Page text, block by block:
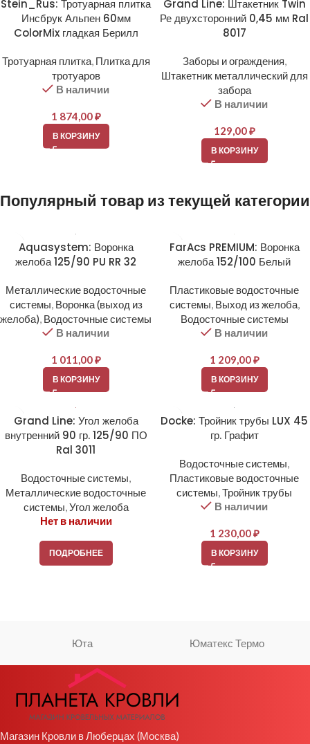
Stein_Rus: Тротуарная плитка
Инсбрук Альпен 60мм
ColorMix гладкая Берилл
Тротуарная плитка, Плитка для
тротуаров
В наличии
1 874,00₽
В КОРЗИНУ
Grand Line: Штакетник Twin
Ре двухсторонний 0,45 мм Ral
8017
Заборы и ограждения,
Штакетник металлический для
забора
В наличии
129,00₽
В КОРЗИНУ
Популярный товар из текущей категории
Aquasystem: Воронка
желоба 125/90 PU RR 32
Металлические водосточные
системы, Воронка (выход из
желоба), Водосточные системы
В наличии
1 011,00₽
В КОРЗИНУ
FarAcs PREMIUM: Воронка
желоба 152/100 Белый
Пластиковые водосточные
системы, Выход из желоба,
Водосточные системы
В наличии
1 209,00₽
В КОРЗИНУ
Grand Line: Угол желоба
внутренний 90 гр. 125/90 ПО
Ral 3011
Водосточные системы,
Металлические водосточные
системы,Угол желоба
Нет в наличии
ПОДРОБНЕЕ
Docke: Тройник трубы LUX 45
гр. Графит
Водосточные системы,
Пластиковые водосточные
системы,Тройник трубы
В наличии
1 230,00₽
В КОРЗИНУ
Юта Юматекс Термо
Магазин Кровли в Люберцах (Москва)